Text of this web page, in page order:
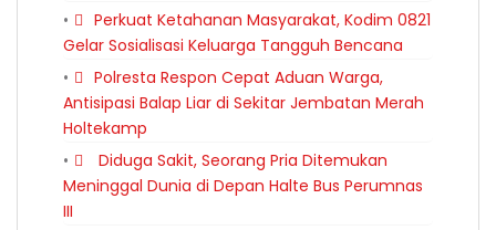
Perkuat Ketahanan Masyarakat, Kodim 0821
Gelar Sosialisasi Keluarga Tangguh Bencana
Polresta Respon Cepat Aduan Warga,
Antisipasi Balap Liar di Sekitar Jembatan Merah
Holtekamp
‎Diduga Sakit, Seorang Pria Ditemukan
Meninggal Dunia di Depan Halte Bus Perumnas
III ‎